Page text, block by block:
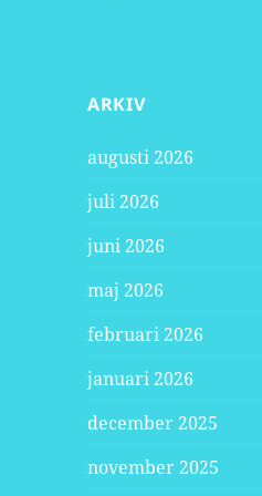
ARKIV
augusti 2026
juli 2026
juni 2026
maj 2026
februari 2026
januari 2026
december 2025
november 2025